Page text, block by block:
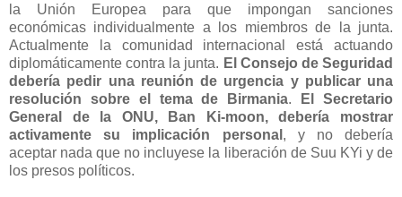
la Unión Europea para que impongan sanciones
económicas individualmente a los miembros de la junta.
Actualmente la comunidad internacional está actuando
diplomáticamente contra la junta. El Consejo de Seguridad
debería pedir una reunión de urgencia y publicar una
resolución sobre el tema de Birmania.
El Secretario
General de la ONU, Ban Ki-moon, debería mostrar
activamente su implicación personal , y no debería
aceptar nada que no incluyese la liberación de Suu KYi y de
los presos políticos.